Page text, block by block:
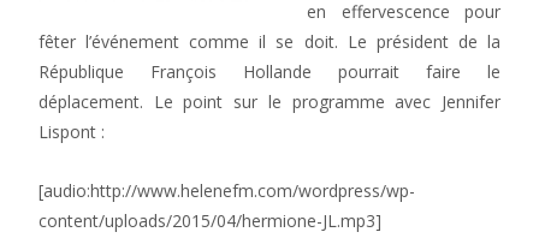
en effervescence pour
fêter l’événement comme il se doit. Le président de la
République François Hollande pourrait faire le
déplacement. Le point sur le programme avec Jennifer
Lispont :
[audio:http://www.helenefm.com/wordpress/wp-
content/uploads/2015/04/hermione-JL.mp3]